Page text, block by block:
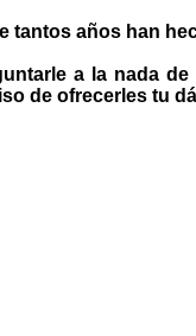
tantos años han
a la nada
de ofrecerles tu